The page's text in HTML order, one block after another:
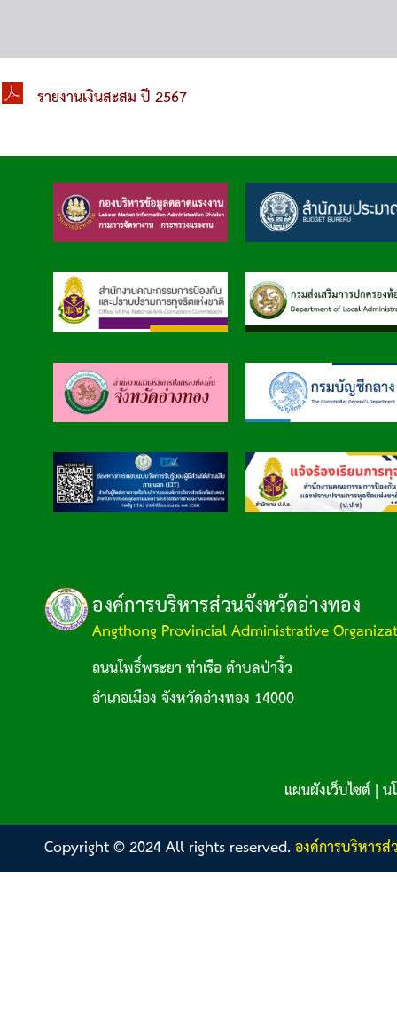
รายงานเงินสะสม ปี 2567
องค์การบริหารส่วนจังหวัดอ่างทอง
Angthong Provincial Administrative
ถนนโพธิ์พระยา-ท่าเรือ ตำบลป่างิ้ว
อำเภอเมือง จังหวัดอ่างทอง 14000
แผนผังเว็บไซต์|น
Copyright © 2024 All rights reserved.องค์การบริหาร